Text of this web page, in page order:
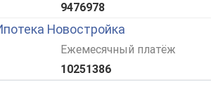
9476978
Новостройка
Ежемесячный платёж
10251386